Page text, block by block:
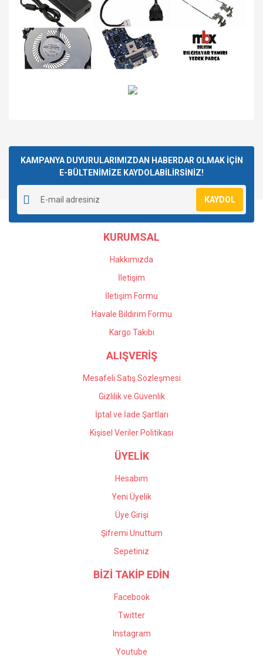
Yorum Yaz
kullanarak tarafımıza iletebilirsiniz.
Görüş ve önerileriniz için teşekkür ederiz.
Ürün resmi kalitesiz, bozuk veya görüntülenemiyor.
Ürün açıklamasında eksik bilgiler bulunuyor.
Ürün bilgilerinde hatalar bulunuyor.
Ürün fiyatı diğer sitelerden daha pahalı.
Gönder
KAMPANYA DUYURULARIMIZDAN HABERDAR OLMAK İÇİN
E-BÜLTENİMİZE KAYDOLABİLİRSİNİZ!
KAYDOL
KURUMSAL
Hakkımızda
İletişim
İletişim Formu
Havale Bildirim Formu
Kargo Takibi
ALIŞVERİŞ
Mesafeli Satış Sözleşmesi
Gizlilik ve Güvenlik
İptal ve İade Şartları
Kişisel Veriler Politikası
ÜYELİK
Hesabım
Yeni Üyelik
Üye Girişi
Şifremi Unuttum
Sepetiniz
BİZİ TAKİP EDİN
Facebook
Twitter
Instagram
Youtube